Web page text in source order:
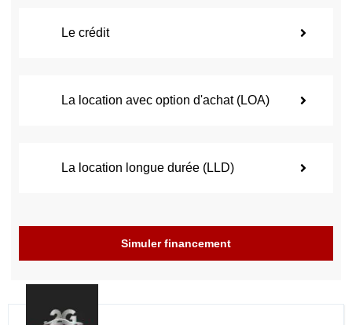
Le crédit
La location avec option d'achat (LOA)
La location longue durée (LLD)
Simuler financement